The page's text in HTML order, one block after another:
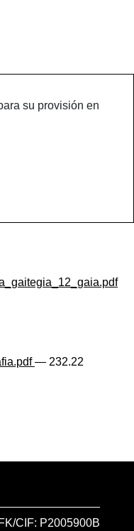
su provisión en
— 232.22
IFK/CIF: P2005900B